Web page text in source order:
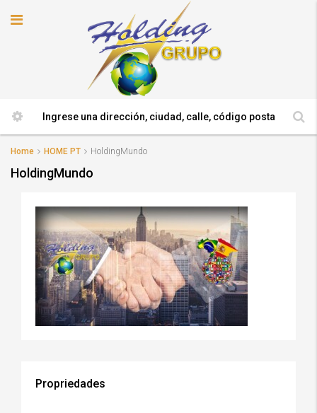
Home HOME PT HoldingMundo
HoldingMundo
Propriedades